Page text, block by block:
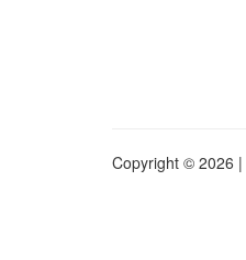
Copyright © 2026 |